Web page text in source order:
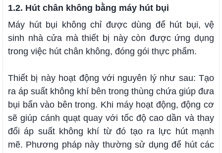
1.2. Hút chân không bằng máy hút bụi
Máy hút bụi không chỉ được dùng để hút bụi, vệ
sinh nhà cửa mà thiết bị này còn được ứng dụng
trong việc hút chân không, đóng gói thực phẩm.
Thiết bị này hoạt động với nguyên lý như sau: Tạo
ra áp suất không khí bên trong thùng chứa giúp đưa
bụi bẩn vào bên trong. Khi máy hoạt động, động cơ
sẽ giúp cánh quạt quay với tốc độ cao dần và thay
đổi áp suất không khí từ đó tạo ra lực hút mạnh
mẽ. Phương pháp này thường sử dụng để hút các